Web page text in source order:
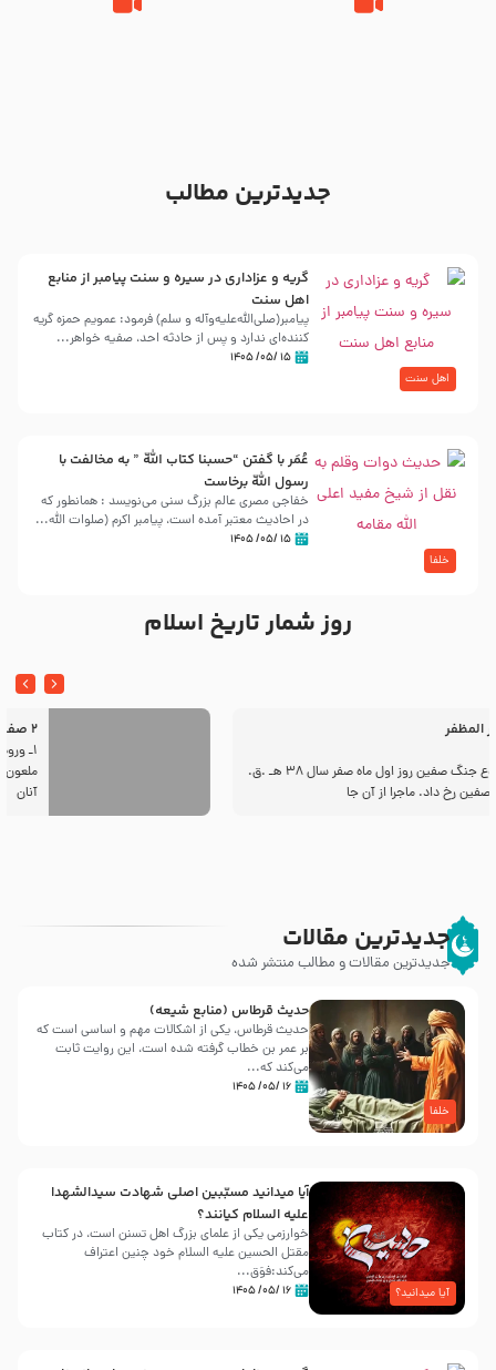
جدیدترین مطالب
اهل سنت
گریه و عزاداری در سیره و سنت پیامبر از منابع
اهل سنت
پیامبر(صلی‌الله‌علیه‌وآله و سلم) فرمود: عمویم حمزه گریه
کننده‌ای ندارد و پس از حادثه احد، صفیه خواهر...
۱۵ /۰۵/ ۱۴۰۵
خلفا
عُمَر با گفتن “حسبنا كتاب اللّه ” به مخالفت با
رسول اللّه برخاست
خفاجی مصری عالم بزرگ سنی می‌نویسد : همانطور که
در احادیث معتبر آمده است، پیامبر اکرم (صلوات اللّه...
۱۵ /۰۵/ ۱۴۰۵
روز شمار تاریخ اسلام
1ـ ورود اسراى اهل بیت‌(علیهم السلام) به مجلس یزید
ملعون پس از این كه كاروان اسیران وارد شام شدند،
جدیدترین مقالات
جدیدترین مقالات و مطالب منتشر شده
خلفا
حدیث قرطاس (منابع شیعه)
حدیث قرطاس، یکی از اشکالات مهم و اساسی است که
بر عمر بن خطاب گرفته شده است، این روایت ثابت
می‌کند که...
۱۶ /۰۵/ ۱۴۰۵
آیا میدانید؟
آیا میدانید مسبّبین اصلی شهادت سیدالشهدا
علیه ‌السلام کیانند؟
خوارزمی یکی از علمای بزرگ اهل تسنن است، در کتاب
مقتل الحسین علیه ‌السلام خود چنین اعتراف
می‌کند:فوَق...
۱۶ /۰۵/ ۱۴۰۵